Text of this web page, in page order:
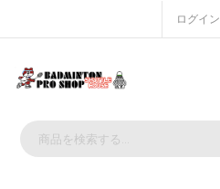
ログイン